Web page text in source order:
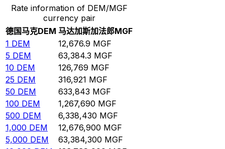
Rate information of DEM/MGF
currency pair
德国马克DEM 马达加斯加法郎MGF
1 DEM 12,676.9 MGF
5 DEM 63,384.3 MGF
10 DEM 126,769 MGF
25 DEM 316,921 MGF
50 DEM 633,843 MGF
100 DEM 1,267,690 MGF
500 DEM 6,338,430 MGF
1,000 DEM 12,676,900 MGF
5,000 DEM 63,384,300 MGF